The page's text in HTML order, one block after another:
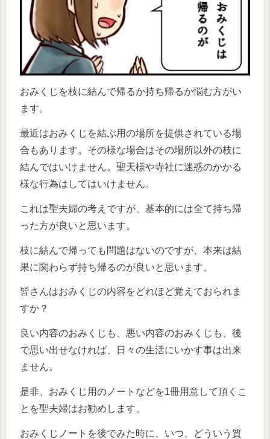
おみくじを枝に結んで帰るか持ち帰るか悩む方がい
ます。
最近はおみくじを結ぶ用の場所を提供されている場
合もあります。その様な場合はその場所以外の枝に
結んではいけません。聖天様や寺社に迷惑のかかる
様な行為はしてはいけません。
これは聖夫婦の考えですが、基本的には全て持ち帰
った方が良いと思います。
枝に結んで帰っても問題はないのですが、本来は結
果に関わらず持ち帰るのが良いと思います。
皆さんはおみくじの内容をどれほど覚えておられま
すか？
良い内容のおみくじも、悪い内容のおみくじも、後
で思い出せなければ、日々の生活にいかす事は出来
ません。
是非、おみくじ用のノートなどを1冊用意して頂くこ
とを聖夫婦はお勧めします。
おみくじノートを後でみた時に、いつ、どういう質